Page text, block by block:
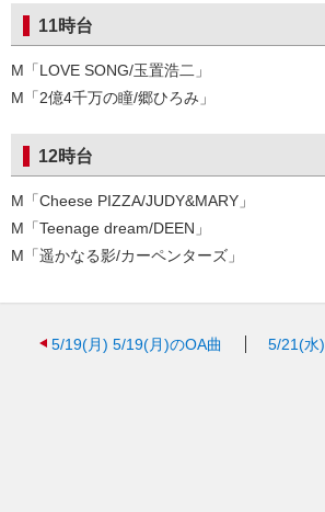
11時台
M「LOVE SONG/玉置浩二」
M「2億4千万の瞳/郷ひろみ」
12時台
M「Cheese PIZZA/JUDY&MARY」
M「Teenage dream/DEEN」
M「遥かなる影/カーペンターズ」
5/19(月) 5/19(月)のOA曲 5/21(水)